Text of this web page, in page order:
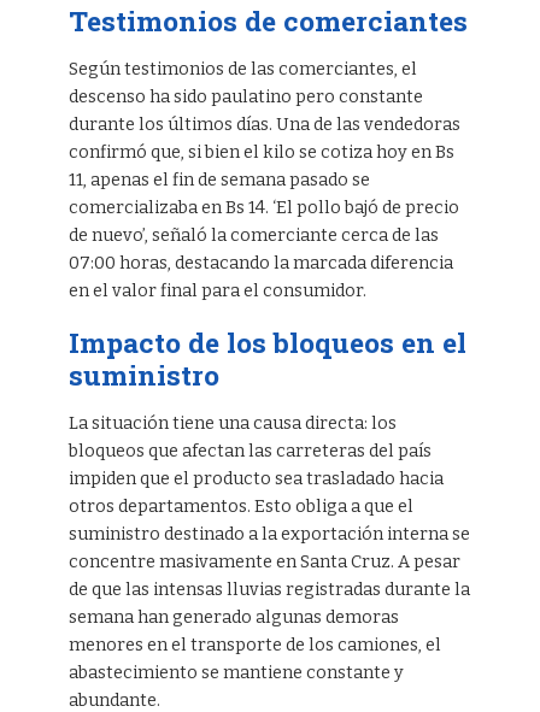
Testimonios de comerciantes
Según testimonios de las comerciantes, el
descenso ha sido paulatino pero constante
durante los últimos días. Una de las vendedoras
confirmó que, si bien el kilo se cotiza hoy en Bs
11, apenas el fin de semana pasado se
comercializaba en Bs 14. ‘El pollo bajó de precio
de nuevo’, señaló la comerciante cerca de las
07:00 horas, destacando la marcada diferencia
en el valor final para el consumidor.
Impacto de los bloqueos en el
suministro
La situación tiene una causa directa: los
bloqueos que afectan las carreteras del país
impiden que el producto sea trasladado hacia
otros departamentos. Esto obliga a que el
suministro destinado a la exportación interna se
concentre masivamente en Santa Cruz. A pesar
de que las intensas lluvias registradas durante la
semana han generado algunas demoras
menores en el transporte de los camiones, el
abastecimiento se mantiene constante y
abundante.